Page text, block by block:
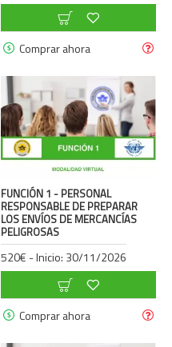
Comprar ahora
FUNCIÓN 1 - PERSONAL
RESPONSABLE DE PREPARAR
LOS ENVÍOS DE MERCANCÍAS
PELIGROSAS
520€ - Inicio: 30/11/2026
Comprar ahora